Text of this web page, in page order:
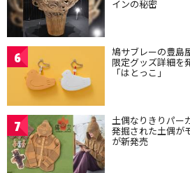
インの秘密
6 鳩サブレーの豊島
限定グッズ詳細を
「はとっこ」
7 土偶なりきりパー
発掘された土偶が
が新発売